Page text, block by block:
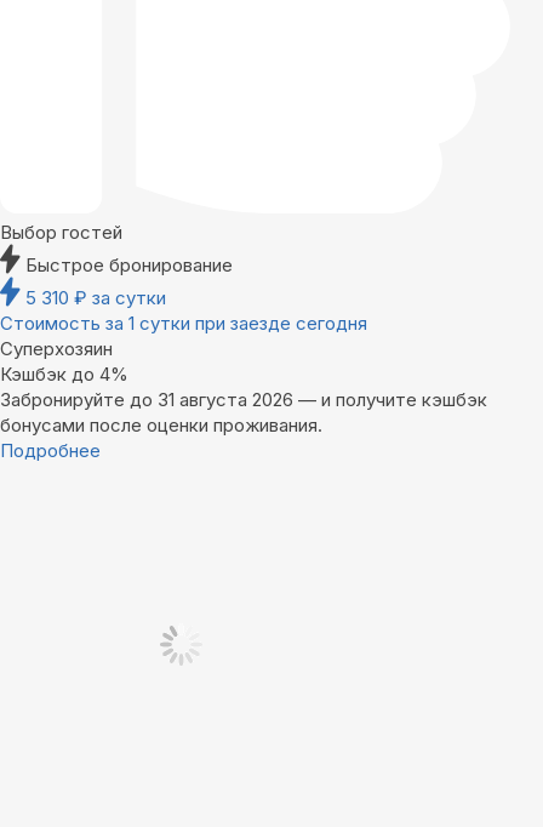
Выбор гостей
Быстрое бронирование
5 310 ₽ за сутки
Стоимость за 1 сутки при заезде сегодня
Суперхозяин
Кэшбэк до 4%
Забронируйте до 31 августа 2026 — и получите кэшбэк
бонусами после оценки проживания.
Подробнее